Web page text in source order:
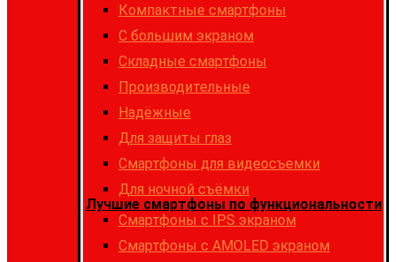
Компактные смартфоны
С большим экраном
Складные смартфоны
Производительные
Надёжные
Для защиты глаз
Смартфоны для видеосъемки
Для ночной съёмки
Лучшие смартфоны по функциональности
Смартфоны с IPS экраном
Смартфоны c AMOLED экраном